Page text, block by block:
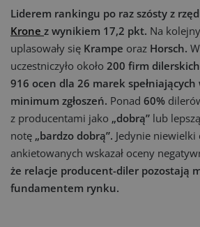
Liderem rankingu po raz szósty z
Krone z wynikiem 17,2 pkt. Na
uplasowały się Krampe oraz Horsch.
uczestniczyło około 200 firm
916 ocen dla 26 marek spełniających
minimum zgłoszeń. Ponad 60%
z producentami jako „dobrą” lub
notę „bardzo dobrą”. Jedynie niewielki
ankietowanych wskazał oceny
że relacje producent-diler pozostają
fundamentem rynku.